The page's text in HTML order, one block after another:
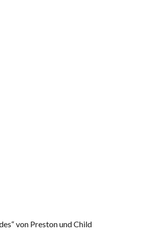
von Preston und Child